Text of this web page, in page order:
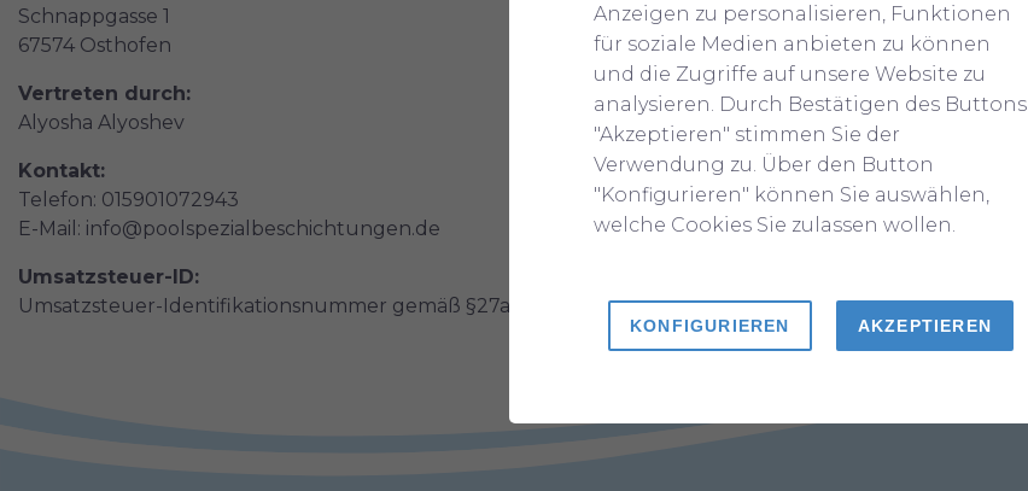
Schnappgasse 1
67574 Osthofen
Vertreten durch:
Alyosha Alyoshev
Kontakt:
Telefon: 015901072943
E-Mail: info@poolspezialbeschichtungen.de
Umsatzsteuer-ID:
Umsatzsteuer-Identifikationsnummer gemäß §27a Umsatzsteuergesetz:4400272269
Anzeigen zu personalisieren, Funktionen
für soziale Medien anbieten zu können
und die Zugriffe auf unsere Website zu
analysieren. Durch Bestätigen des Buttons
"Akzeptieren" stimmen Sie der
Verwendung zu. Über den Button
"Konfigurieren" können Sie auswählen,
welche Cookies Sie zulassen wollen.
KONFIGURIEREN AKZEPTIEREN